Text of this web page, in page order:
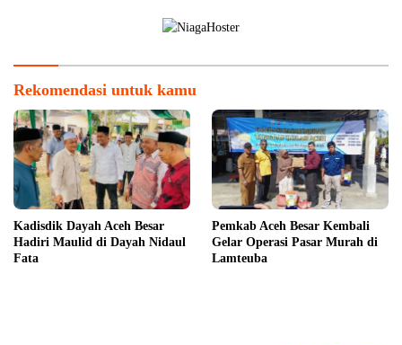
Rekomendasi untuk kamu
Kadisdik Dayah Aceh Besar
Hadiri Maulid di Dayah Nidaul
Fata
Pemkab Aceh Besar Kembali
Gelar Operasi Pasar Murah di
Lamteuba